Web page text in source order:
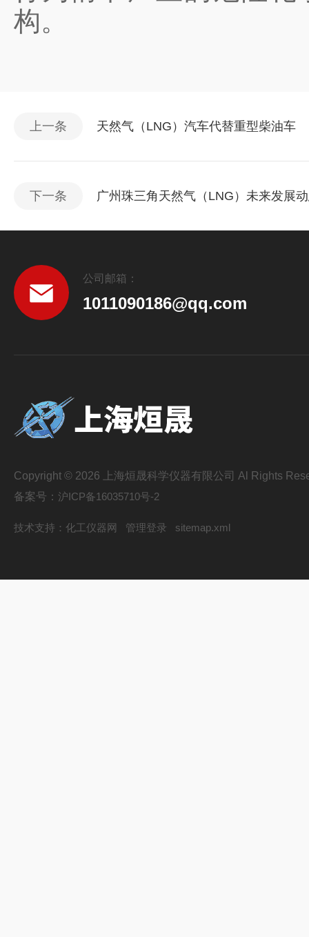
构。
上一条 天然气（LNG）汽车代替重型柴油车
下一条 广州珠三角天然气（LNG）未来发展
公司邮箱：
1011090186@qq.com
Copyright © 2026 上海烜晟科学仪器有限公司 Al Rights
备案号： 沪ICP备16035710号-2
技术支持： 化工仪器网 管理登录 sitemap.xml